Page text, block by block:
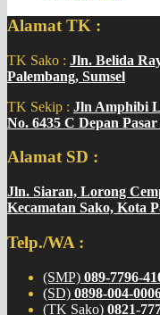
Alamat TK :
TK Sako : Jln. Belida
Palembang, Sumsel
TK Sekip : Jln Amphibi
No. 6435 C Depan
Alamat SD :
Jln. Siaran, Lorong
Kecamatan Sako, Kota
Telp./WA :
(SMP) 089-7796-
(SD) 0898-004-
(TK Sako) 0821-